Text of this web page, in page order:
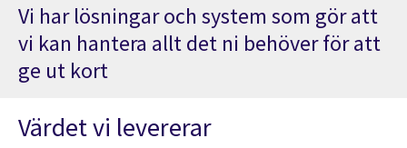
Vi har lösningar och system som gör att
vi kan hantera allt det ni behöver för att
ge ut kort
Värdet vi levererar